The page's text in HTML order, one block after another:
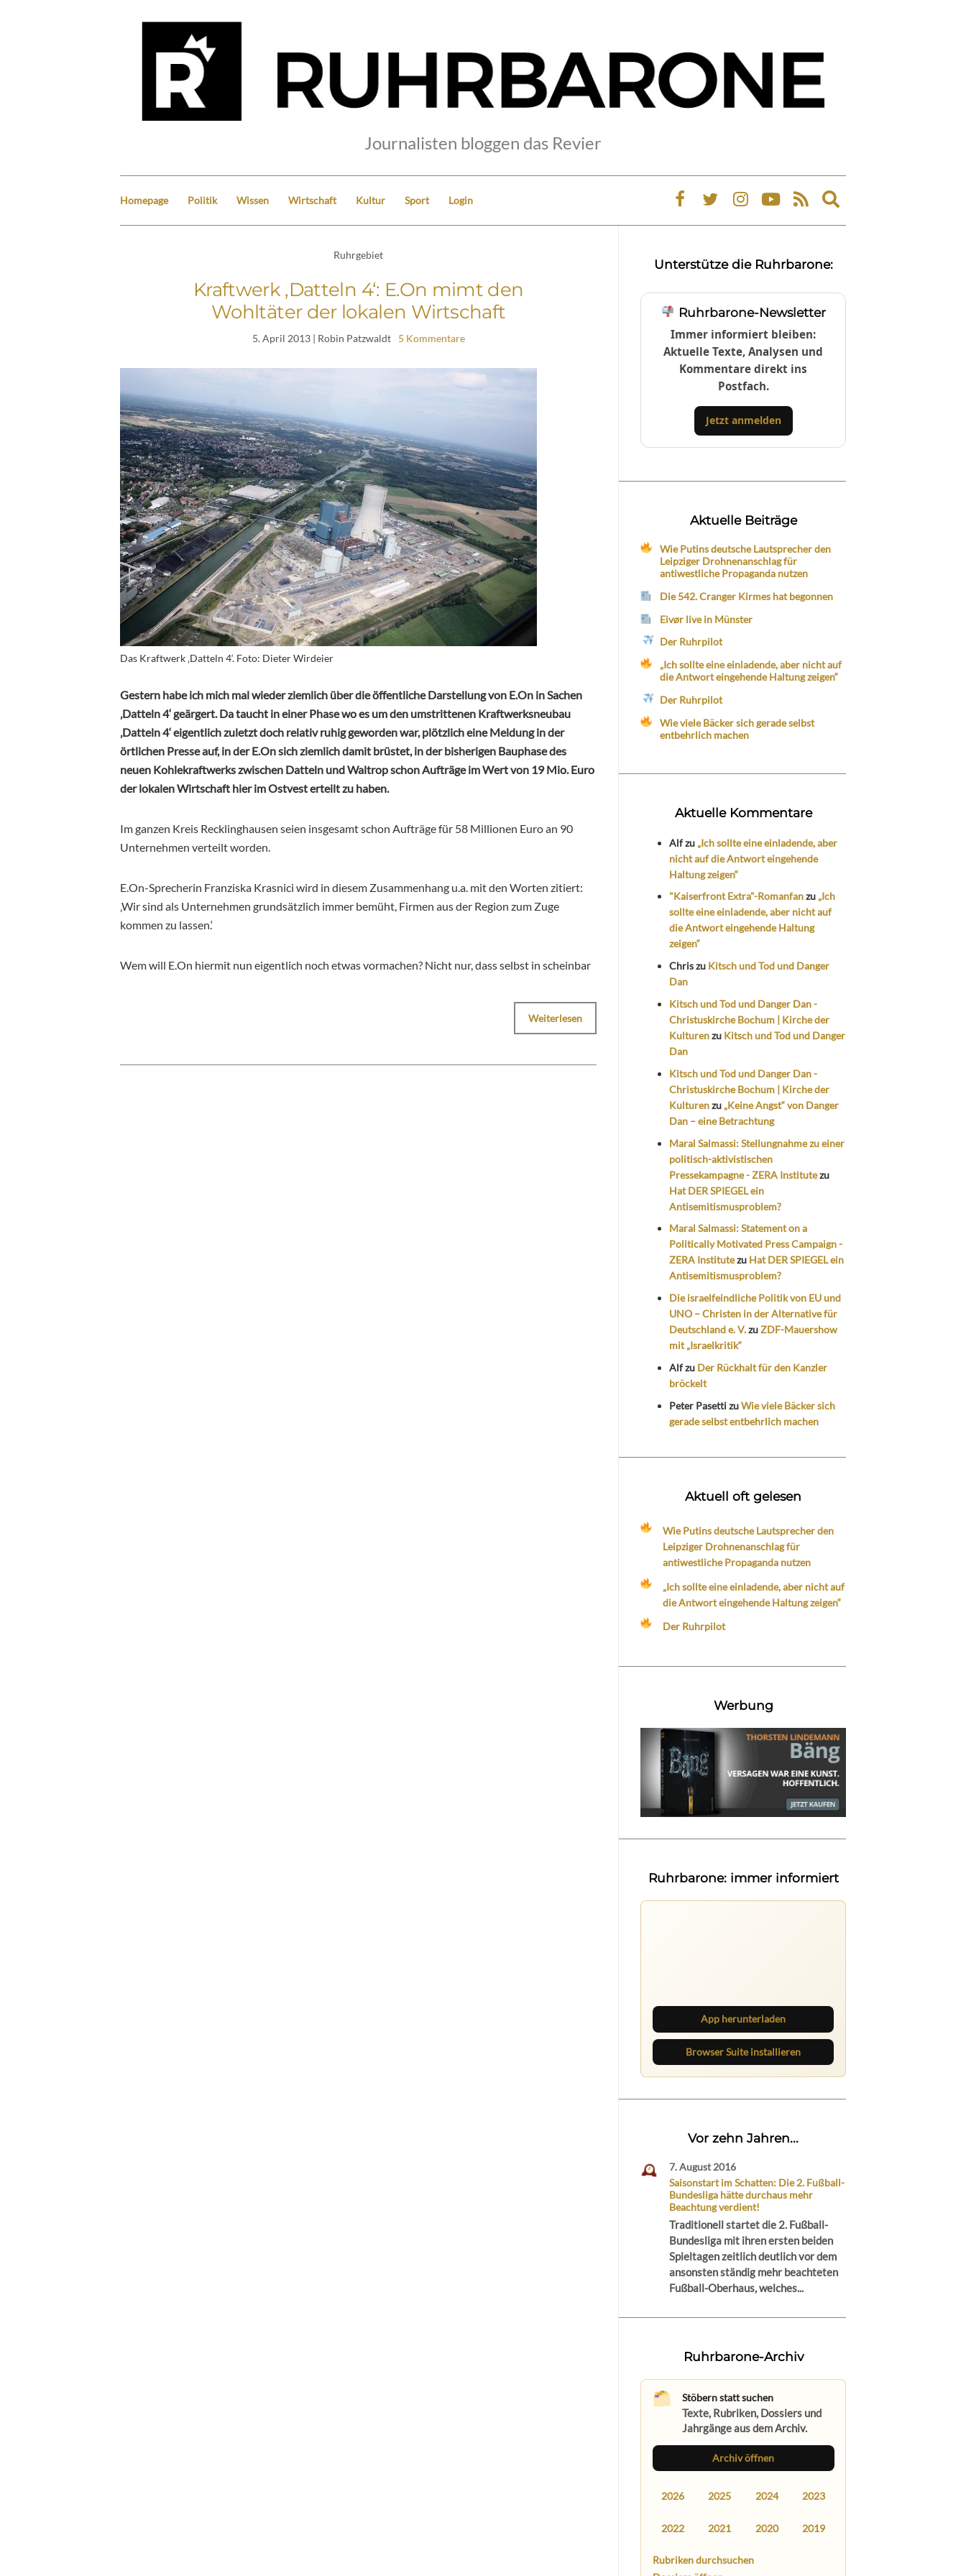
Journalisten bloggen das Revier
Homepage Politik Wissen Wirtschaft Kultur Sport Login
Expand
search
Ruhrgebiet
Kraftwerk ‚Datteln 4‘: E.On mimt den
Wohltäter der lokalen Wirtschaft
5. April 2013| Robin Patzwaldt 5 Kommentare
Das Kraftwerk ‚Datteln 4‘. Foto: Dieter Wirdeier
Gestern habe ich mich mal wieder ziemlich über die öffentliche Darstellung von E.On in Sachen
‚Datteln 4‘ geärgert. Da taucht in einer Phase wo es um den umstrittenen Kraftwerksneubau
‚Datteln 4‘ eigentlich zuletzt doch relativ ruhig geworden war, plötzlich eine Meldung in der
örtlichen Presse auf, in der E.On sich ziemlich damit brüstet, in der bisherigen Bauphase des
neuen Kohlekraftwerks zwischen Datteln und Waltrop schon Aufträge im Wert von 19 Mio. Euro
der lokalen Wirtschaft hier im Ostvest erteilt zu haben.
Im ganzen Kreis Recklinghausen seien insgesamt schon Aufträge für 58 Millionen Euro an 90
Unternehmen verteilt worden.
E.On-Sprecherin Franziska Krasnici wird in diesem Zusammenhang u.a. mit den Worten zitiert:
‚Wir sind als Unternehmen grundsätzlich immer bemüht, Firmen aus der Region zum Zuge
kommen zu lassen.‘
Wem will E.On hiermit nun eigentlich noch etwas vormachen? Nicht nur, dass selbst in scheinbar
Weiterlesen
Unterstütze die Ruhrbarone:
Ruhrbarone-Newsletter
Immer informiert bleiben:
Aktuelle Texte, Analysen und
Kommentare direkt ins
Postfach.
Jetzt anmelden
Aktuelle Beiträge
Wie Putins deutsche Lautsprecher den
Leipziger Drohnenanschlag für
antiwestliche Propaganda nutzen
Die 542. Cranger Kirmes hat begonnen
Eivør live in Münster
Der Ruhrpilot
„Ich sollte eine einladende, aber nicht auf
die Antwort eingehende Haltung zeigen“
Der Ruhrpilot
Wie viele Bäcker sich gerade selbst
entbehrlich machen
Aktuelle Kommentare
Alfzu „Ich sollte eine einladende, aber
nicht auf die Antwort eingehende
Haltung zeigen“
"Kaiserfront Extra"-Romanfanzu „Ich
sollte eine einladende, aber nicht auf
die Antwort eingehende Haltung
zeigen“
Chriszu Kitsch und Tod und Danger
Dan
Kitsch und Tod und Danger Dan -
Christuskirche Bochum | Kirche der
Kulturenzu Kitsch und Tod und Danger
Dan
Kitsch und Tod und Danger Dan -
Christuskirche Bochum | Kirche der
Kulturenzu „Keine Angst“ von Danger
Dan – eine Betrachtung
Maral Salmassi: Stellungnahme zu einer
politisch-aktivistischen
Pressekampagne - ZERA Institutezu
Hat DER SPIEGEL ein
Antisemitismusproblem?
Maral Salmassi: Statement on a
Politically Motivated Press Campaign -
ZERA Institutezu Hat DER SPIEGEL ein
Antisemitismusproblem?
Die israelfeindliche Politik von EU und
UNO – Christen in der Alternative für
Deutschland e. V.zuZDF-Mauershow
mit „Israelkritik“
Alfzu Der Rückhalt für den Kanzler
bröckelt
Peter PasettizuWie viele Bäcker sich
gerade selbst entbehrlich machen
Aktuell oft gelesen
Wie Putins deutsche Lautsprecher den
Leipziger Drohnenanschlag für
antiwestliche Propaganda nutzen
„Ich sollte eine einladende, aber nicht auf
die Antwort eingehende Haltung zeigen“
Der Ruhrpilot
Werbung
Ruhrbarone: immer informiert
App herunterladen
Browser Suite installieren
Vor zehn Jahren...
7. August 2016
Saisonstart im Schatten: Die 2. Fußball-
Bundesliga hätte durchaus mehr
Beachtung verdient!
Traditionell startet die 2. Fußball-
Bundesliga mit ihren ersten beiden
Spieltagen zeitlich deutlich vor dem
ansonsten ständig mehr beachteten
Fußball-Oberhaus, welches...
Ruhrbarone-Archiv
Stöbern statt suchen
Texte, Rubriken, Dossiers und
Jahrgänge aus dem Archiv.
Archiv öffnen
2026 2025 2024 2023
2022 2021 2020 2019
Rubriken durchsuchen